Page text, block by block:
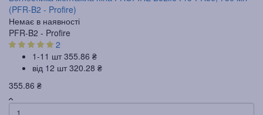
(PFR-B2 - Profire)
Немає в наявності
PFR-B2 - Profire
2
1-11 шт 355.86 ₴
від 12 шт 320.28 ₴
355.86 ₴